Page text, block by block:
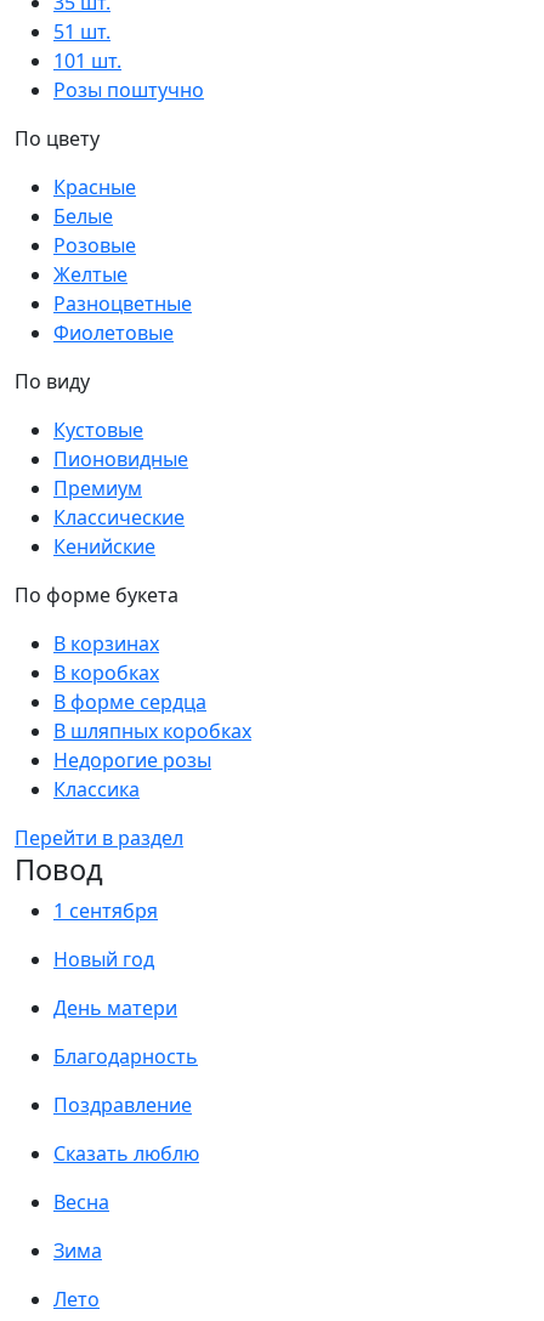
51 шт.
101 шт.
Розы поштучно
По цвету
Красные
Белые
Розовые
Желтые
Разноцветные
Фиолетовые
По виду
Кустовые
Пионовидные
Премиум
Классические
Кенийские
По форме букета
В корзинах
В коробках
В форме сердца
В шляпных коробках
Недорогие розы
Классика
Перейти в раздел
Повод
1 сентября
Новый год
День матери
Благодарность
Поздравление
Сказать люблю
Весна
Зима
Лето